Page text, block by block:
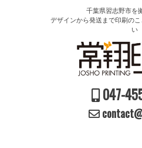
千葉県習志野市を
デザインから発送まで印刷の
い
047-